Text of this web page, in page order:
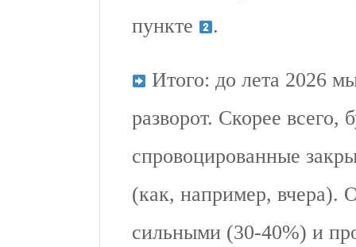
пункте
.
Итого: до лета 2026
разворот. Скорее всего,
спровоцированные
(как, например, вчера).
сильными (30-40%) и